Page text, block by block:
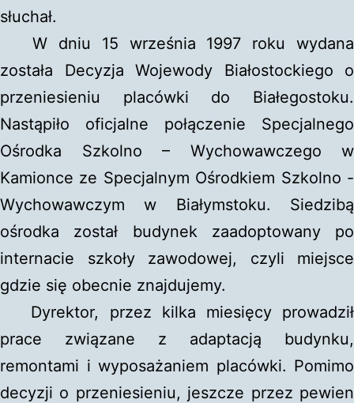
słuchał.
W dniu 15 września 1997 roku wydana
została Decyzja Wojewody Białostockiego o
przeniesieniu placówki do Białegostoku.
Nastąpiło oficjalne połączenie Specjalnego
Ośrodka Szkolno – Wychowawczego w
Kamionce ze Specjalnym Ośrodkiem Szkolno -
Wychowawczym w Białymstoku. Siedzibą
ośrodka został budynek zaadoptowany po
internacie szkoły zawodowej, czyli miejsce
gdzie się obecnie znajdujemy.
Dyrektor, przez kilka miesięcy prowadził
prace związane z adaptacją budynku,
remontami i wyposażaniem placówki. Pomimo
decyzji o przeniesieniu, jeszcze przez pewien